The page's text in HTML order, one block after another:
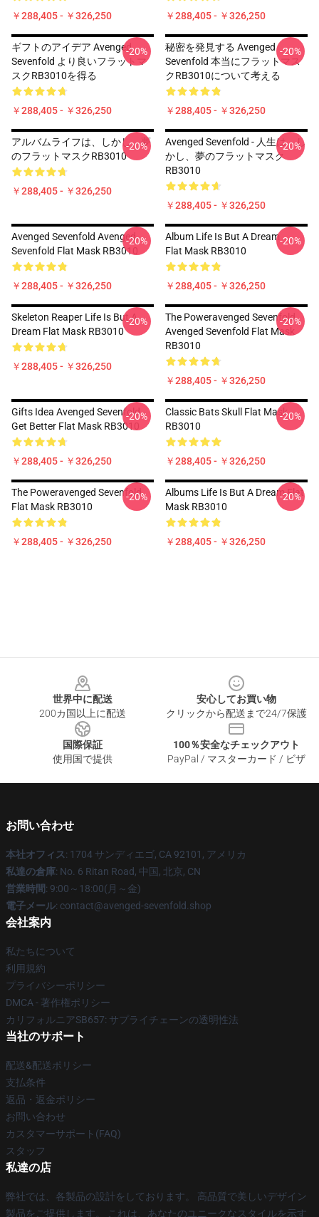
￥288,405 - ￥326,250 ￥288,405 - ￥326,250
ギフトのアイデア Avenged
Sevenfold より良いフラットマ
スクRB3010を得る
￥288,405 - ￥326,250
-20%
秘密を発見する Avenged
Sevenfold 本当にフラットマス
クRB3010について考える
￥288,405 - ￥326,250
-20%
アルバムライフは、しかし、夢
のフラットマスクRB3010
￥288,405 - ￥326,250
-20%
Avenged Sevenfold - 人生は、し
かし、夢のフラットマスク
RB3010
￥288,405 - ￥326,250
-20%
Avenged Sevenfold Avenged
Sevenfold Flat Mask RB3010
￥288,405 - ￥326,250
-20%
Album Life Is But A Dream ...
Flat Mask RB3010
￥288,405 - ￥326,250
-20%
Skeleton Reaper Life Is But A
Dream Flat Mask RB3010
￥288,405 - ￥326,250
-20%
The Poweravenged Sevenfold
Avenged Sevenfold Flat Mask
RB3010
￥288,405 - ￥326,250
-20%
Gifts Idea Avenged Sevenfold
Get Better Flat Mask RB3010
￥288,405 - ￥326,250
-20%
Classic Bats Skull Flat Mask
RB3010
￥288,405 - ￥326,250
-20%
The Poweravenged Sevenfold
Flat Mask RB3010
￥288,405 - ￥326,250
-20%
Albums Life Is But A Dream Flat
Mask RB3010
￥288,405 - ￥326,250
-20%
世界中に配送
200カ国以上に配送
安心してお買い物
クリックから配送まで24/7保護
国際保証
使用国で提供
100％安全なチェックアウト
PayPal / マスターカード / ビザ
お問い合わせ
本社オフィス: 1704 サンディエゴ, CA 92101, アメリカ
私達の倉庫: No. 6 Ritan Road, 中国, 北京, CN
営業時間: 9:00～18:00(月～金)
電子メール: contact@avenged-sevenfold.shop
会社案内
私たちについて
利用規約
プライバシーポリシー
DMCA - 著作権ポリシー
カリフォルニアSB657: サプライチェーンの透明性法
当社のサポート
配送&配送ポリシー
支払条件
返品・返金ポリシー
お問い合わせ
カスタマーサポート(FAQ)
スタッフ
私達の店
弊社では、各製品の設計をしております。 高品質で美しいデザイン
製品をご提供します。 これは、あなたのユニークなスタイルを示す